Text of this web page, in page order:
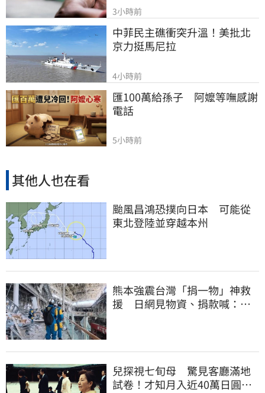
3小時前
中菲民主礁衝突升溫！美批北
京力挺馬尼拉
4小時前
匯100萬給孫子　阿嬤等嘸感謝
電話
5小時前
其他人也在看
颱風昌鴻恐撲向日本 可能從
東北登陸並穿越本州
熊本強震台灣「捐一物」神救
援 日網見物資、捐款喊：給
兒探視七旬母 驚見客廳滿地
試卷！才知月入近40萬日圓